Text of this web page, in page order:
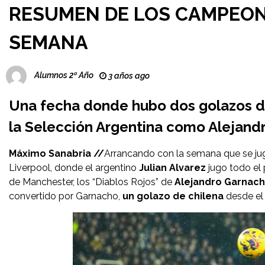
RESUMEN DE LOS
SEMANA
Alumnos 2º Año 3 años ago
Una fecha donde hubo dos golazos
la Selección Argentina como
Máximo Sanabria //Arrancando con la semana que se
Liverpool, donde el argentino Julian Alvarez jugo todo el
de Manchester, los “Diablos Rojos” de Alejandro
convertido por Garnacho, un golazo de chilena desde